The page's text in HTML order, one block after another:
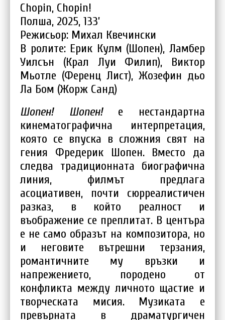
Chopin, Chopin!
Полша, 2025, 133’
Режисьор: Михал Квечински
В ролите: Ерик Кулм (Шопен), Ламбер
Уилсън (Крал Луи Филип), Виктор
Мьотле (Ференц Лист), Жозефин дьо
Ла Бом (Жорж Санд)
Шопен! Шопен!е нестандартна
кинематографична интерпретация,
която се впуска в сложния свят на
гения Фредерик Шопен. Вместо да
следва традиционната биографична
линия, филмът предлага
асоциативен, почти сюрреалистичен
разказ, в който реалност и
въображение се преплитат. В центъра
е не само образът на композитора, но
и неговите вътрешни терзания,
романтичните му връзки и
напрежението, породено от
конфликта между личното щастие и
творческата мисия. Музиката е
превърната в драматургичен